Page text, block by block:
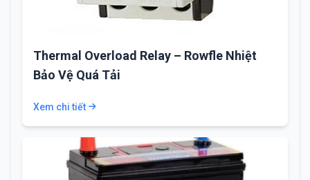
Thermal Overload Relay – Rowfle Nhiệt
Bảo Vệ Quá Tải
Xem chi tiết